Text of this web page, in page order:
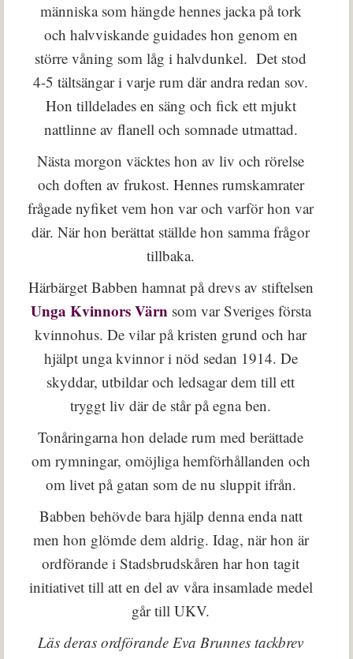
människa som hängde hennes jacka på tork
och halvviskande guidades hon genom en
större våning som låg i halvdunkel. Det stod
4-5 tältsängar i varje rum där andra redan sov.
Hon tilldelades en säng och fick ett mjukt
nattlinne av flanell och somnade utmattad.
Nästa morgon väcktes hon av liv och rörelse
och doften av frukost. Hennes rumskamrater
frågade nyfiket vem hon var och varför hon var
där. När hon berättat ställde hon samma frågor
tillbaka.
Härbärget Babben hamnat på drevs av stiftelsen
Unga Kvinnors Värnsom var Sveriges första
kvinnohus. De vilar på kristen grund och har
hjälpt unga kvinnor i nöd sedan 1914. De
skyddar, utbildar och ledsagar dem till ett
tryggt liv där de står på egna ben.
Tonåringarna hon delade rum med berättade
om rymningar, omöjliga hemförhållanden och
om livet på gatan som de nu sluppit ifrån.
Babben behövde bara hjälp denna enda natt
men hon glömde dem aldrig. Idag, när hon är
ordförande i Stadsbrudskåren har hon tagit
initiativet till att en del av våra insamlade medel
går till UKV.
Läs deras ordförande Eva Brunnes tackbrev